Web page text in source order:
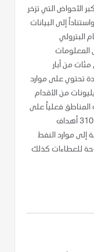
الأحواض التي تزخر
إلى البيانات
البترولي
المعلومات
من آبار
تحتوي على موارد
من الأقدام
المناطق فعلياً على
اكتشافات، فضمن المنطقة المشتركة هناك 310 أهداف
إلى موارد النفط
للعطاءات كذلك